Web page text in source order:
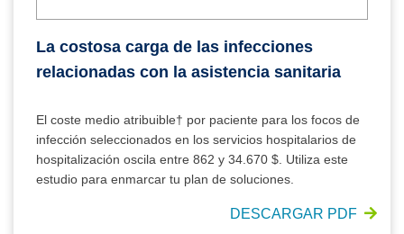
La costosa carga de las infecciones
relacionadas con la asistencia sanitaria
El coste medio atribuible† por paciente para los focos de
infección seleccionados en los servicios hospitalarios de
hospitalización oscila entre 862 y 34.670 $. Utiliza este
estudio para enmarcar tu plan de soluciones.
DESCARGAR PDF